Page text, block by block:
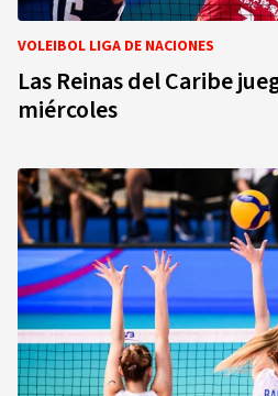
VOLEIBOL LIGA DE NACIONES
Las Reinas del Caribe
miércoles